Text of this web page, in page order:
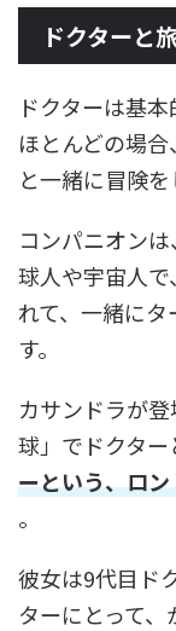
ドクターと
ドクターは基
ほとんどの場
と一緒に冒険を
コンパニオン
球人や宇宙人
れて、一緒に
す。
カサンドラが
球」でドクター
ーという、ロ
。
彼女は9代目ド
ターにとって、